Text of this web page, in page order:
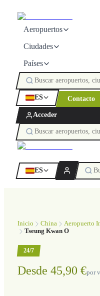
Aeropuertos
Ciudades
Países
ES Contacto
Acceder
ES
Inicio China
Aeropuerto
Tseung Kwan O
24/7
Desde 45,90 €por